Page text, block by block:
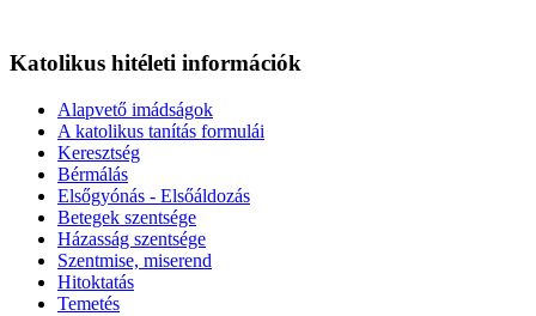
Katolikus hitéleti információk
Alapvető imádságok
A katolikus tanítás formulái
Keresztség
Bérmálás
Elsőgyónás - Elsőáldozás
Betegek szentsége
Házasság szentsége
Szentmise, miserend
Hitoktatás
Temetés